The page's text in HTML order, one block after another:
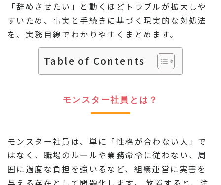
「辞めさせたい」と動くほどトラブルが拡大しや
すいため、事実と手続きに基づく現実的な対処法
を、実務目線でわかりやすくまとめます。
Table of Contents
モンスター社員とは？
モンスター社員は、単に「性格が合わない人」で
はなく、職場のルールや業務命令に従わない、周
囲に過度な負担を強いるなど、組織運営に実害を